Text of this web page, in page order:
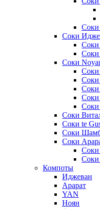
Соки
Соки
Соки
Соки
Соки
Соки
Соки
Соки
Соки
Соки
Соки te
Соки
Соки
Соки
Соки
Компоты
Иджеван
Арарат
YAN
Ноян